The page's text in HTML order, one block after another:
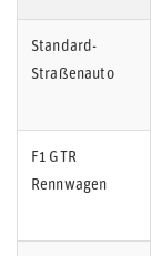
Standard-
Straßenauto
F1 GTR
Rennwagen